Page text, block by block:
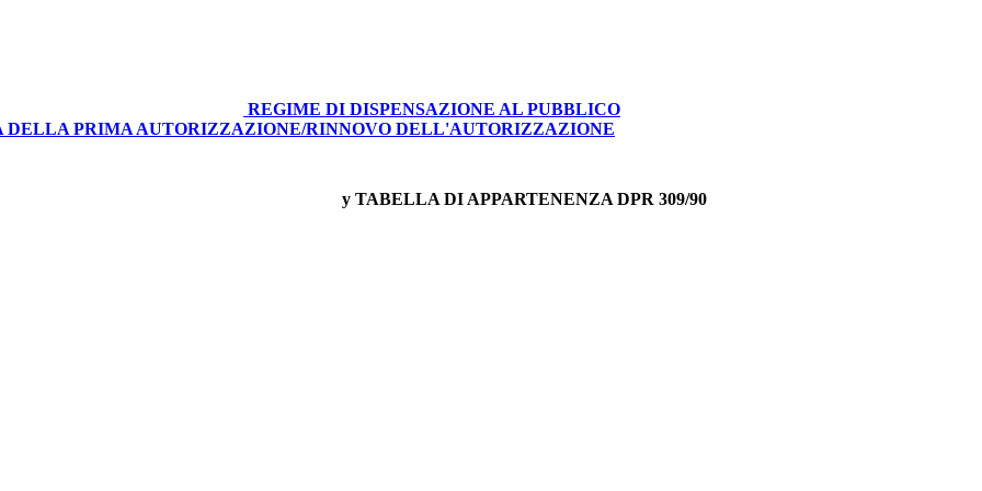
REGIME DI DISPENSAZIONE AL PUBBLICO
DELLA PRIMA AUTORIZZAZIONE/RINNOVO DELL'AUTORIZZAZIONE
y TABELLA DI APPARTENENZA DPR 309/90